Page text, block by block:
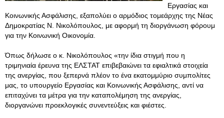
Εργασίας και
Κοινωνικής Ασφάλισης, εξαπολύει ο αρμόδιος τομεάρχης της Νέας
Δημοκρατίας Ν. Νικολόπουλος, με αφορμή τη διοργάνωση φόρουμ
για την Κοινωνική Οικονομία.
Όπως δήλωσε ο κ. Νικολόπουλος «την ίδια στιγμή που η
τριμηνιαία έρευνα της ΕΛΣΤΑΤ επιβεβαιώνει τα εφιαλτικά στοιχεία
της ανεργίας, που ξεπερνά πλέον το ένα εκατομμύριο συμπολίτες
μας, το υπουργείο Εργασίας και Κοινωνικής Ασφάλισης, αντί να
επιταχύνει τα μέτρα για την καταπολέμηση της ανεργίας,
διοργανώνει προεκλογικές συνεντεύξεις και φιέστες.